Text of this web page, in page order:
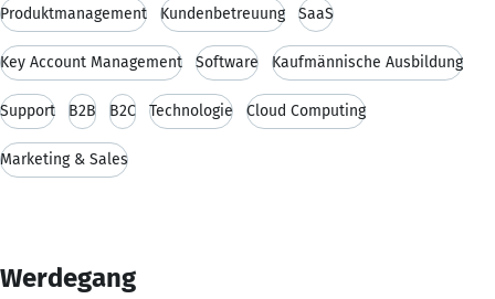
Produktmanagement Kundenbetreuung SaaS
Key Account Management Software Kaufmännische Ausbildung
Support B2B B2C Technologie Cloud Computing
Marketing & Sales
Werdegang